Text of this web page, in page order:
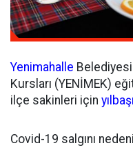
Yenimahalle
Kursları (YENİMEK)
ilçe sakinleri için yılbaşı
Covid-19 salgını